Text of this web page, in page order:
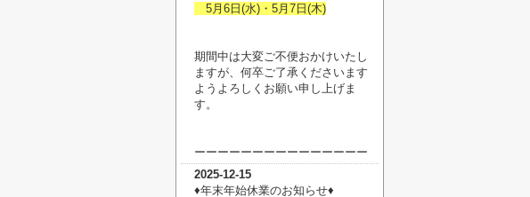
5月6日(水)・5月7日(木)
期間中は大変ご不便おかけいたし
ますが、何卒ご了承くださいます
ようよろしくお願い申し上げま
す。
ーーーーーーーーーーーーーーー
2025-12-15
♦︎年末年始休業のお知らせ♦︎